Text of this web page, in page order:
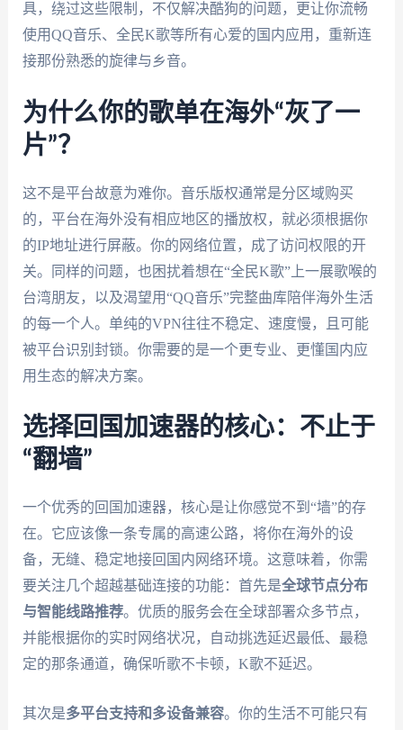
具，绕过这些限制，不仅解决酷狗的问题，更让你流畅
使用QQ音乐、全民K歌等所有心爱的国内应用，重新连
接那份熟悉的旋律与乡音。
为什么你的歌单在海外“灰了一
片”？
这不是平台故意为难你。音乐版权通常是分区域购买
的，平台在海外没有相应地区的播放权，就必须根据你
的IP地址进行屏蔽。你的网络位置，成了访问权限的开
关。同样的问题，也困扰着想在“全民K歌”上一展歌喉的
台湾朋友，以及渴望用“QQ音乐”完整曲库陪伴海外生活
的每一个人。单纯的VPN往往不稳定、速度慢，且可能
被平台识别封锁。你需要的是一个更专业、更懂国内应
用生态的解决方案。
选择回国加速器的核心：不止于
“翻墙”
一个优秀的回国加速器，核心是让你感觉不到“墙”的存
在。它应该像一条专属的高速公路，将你在海外的设
备，无缝、稳定地接回国内网络环境。这意味着，你需
要关注几个超越基础连接的功能：首先是全球节点分布
与智能线路推荐。优质的服务会在全球部署众多节点，
并能根据你的实时网络状况，自动挑选延迟最低、最稳
定的那条通道，确保听歌不卡顿，K歌不延迟。
其次是多平台支持和多设备兼容。你的生活不可能只有